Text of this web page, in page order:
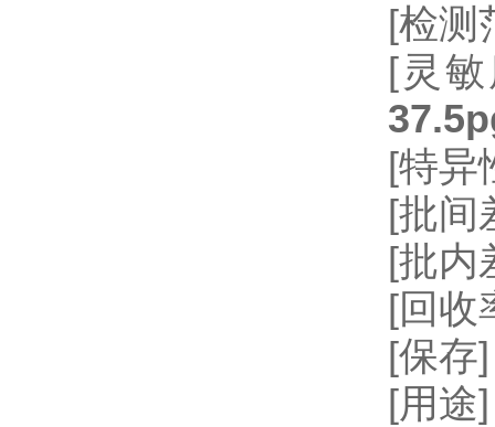
[检测
[灵
[特异
[批间
[批内
[回收
[保存
[用途